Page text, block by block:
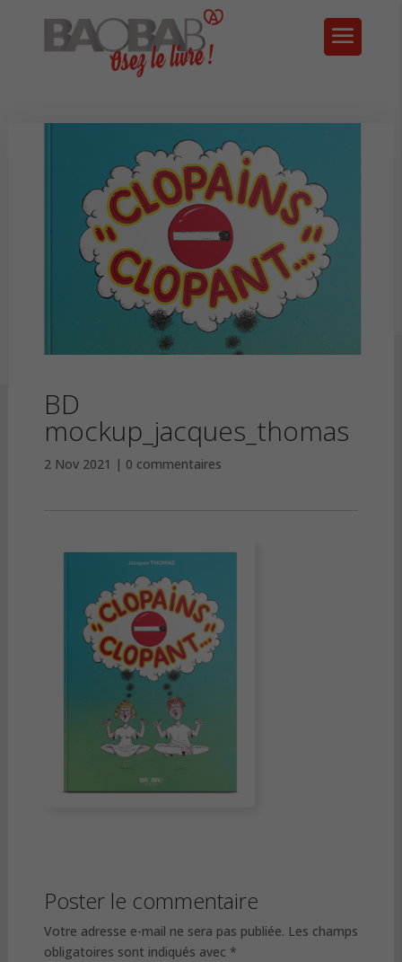
BD
mockup_jacques_thomas
2 Nov 2021 0 commentaires
Poster le commentaire
Votre adresse e-mail ne sera pas publiée. Les champs
obligatoires sont indiqués avec *